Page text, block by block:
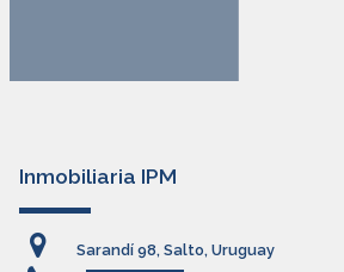
Inmobiliaria IPM
Sarandí 98, Salto, Uruguay